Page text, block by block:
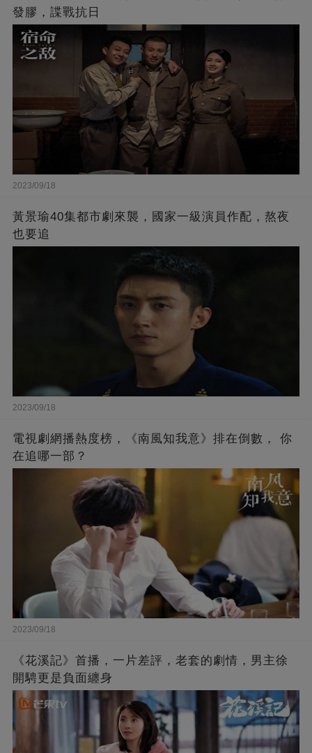
發膠，諜戰抗日
2023/09/18
黃景瑜40集都市劇來襲，國家一級演員作配，熬夜
也要追
2023/09/18
電視劇網播熱度榜，《南風知我意》排在倒數， 你
在追哪一部？
2023/09/18
《花溪記》首播，一片差評，老套的劇情，男主徐
開騁更是負面纏身